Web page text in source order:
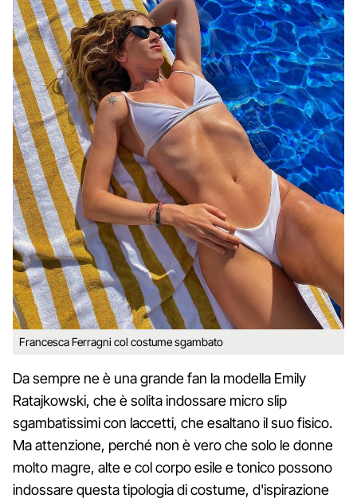
Francesca Ferragni col costume sgambato
Da sempre ne è una grande fan la modella Emily
Ratajkowski, che è solita indossare micro slip
sgambatissimi con laccetti, che esaltano il suo fisico.
Ma attenzione, perché non è vero che solo le donne
molto magre, alte e col corpo esile e tonico possono
indossare questa tipologia di costume, d'ispirazione